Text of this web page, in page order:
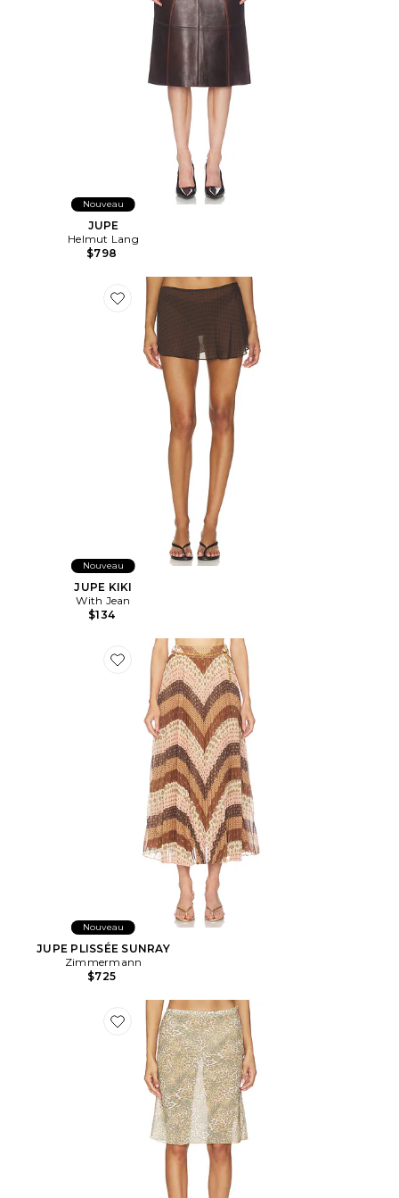
Nouveau
JUPE
Helmut Lang
$798
Favorite JUPE KIKI
Nouveau
JUPE KIKI
With Jean
$134
Favorite JUPE PLISSÉE SUNRAY
Nouveau
JUPE PLISSÉE SUNRAY
Zimmermann
$725
Favorite JUPE SHORELINE MIDI